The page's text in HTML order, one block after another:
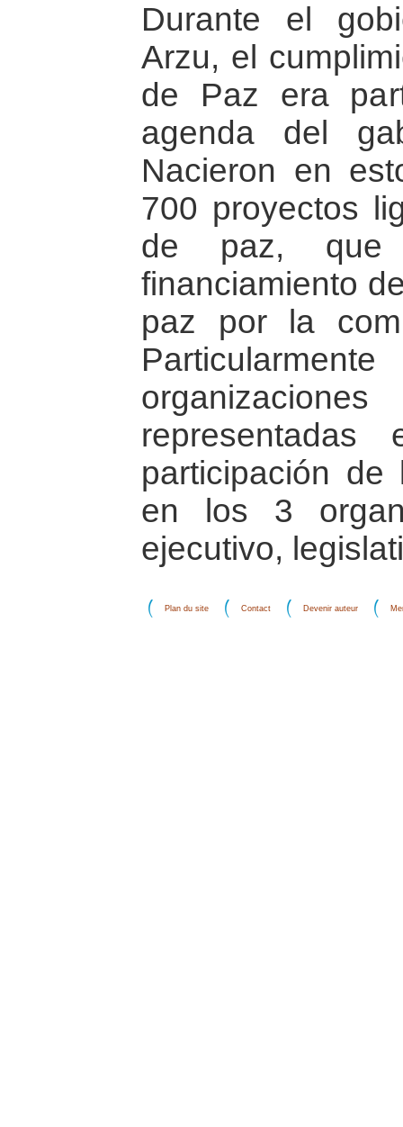
Durante el
Arzu, el
de Paz era
agenda del
Nacieron en
700 proyectos
de paz, que
financiamiento
paz por la
participación
en los 3
ejecutivo,
Plan du site Contact Devenir auteur